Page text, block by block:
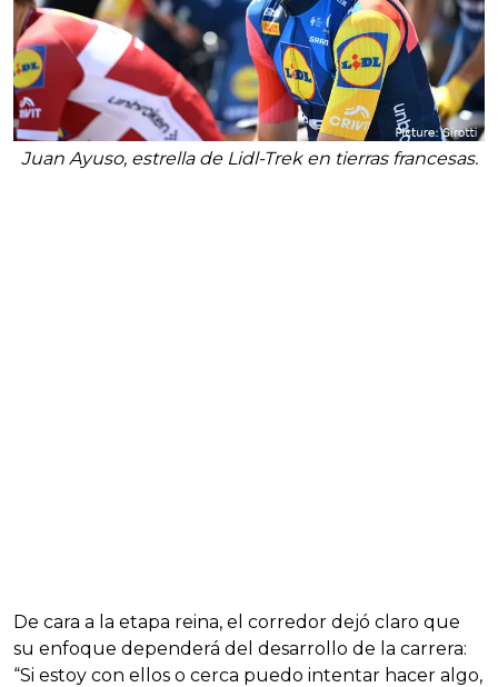
Juan Ayuso, estrella de Lidl-Trek en tierras francesas.
De cara a la etapa reina, el corredor dejó claro que
su enfoque dependerá del desarrollo de la carrera:
“Si estoy con ellos o cerca puedo intentar hacer algo,